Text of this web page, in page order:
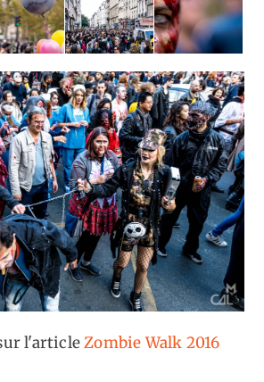
l'articleZombie Walk 2016